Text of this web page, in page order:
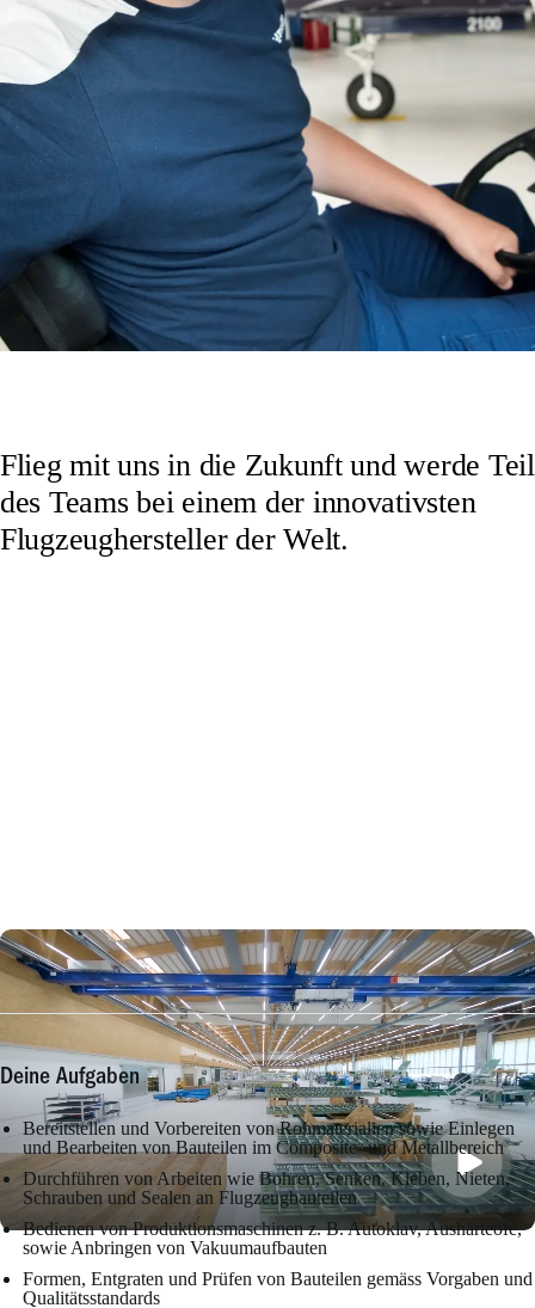
Flieg mit uns in die Zukunft und werde Teil
des Teams bei einem der innovativsten
Flugzeughersteller der Welt.
Deine Aufgaben
Bereitstellen und Vorbereiten von Rohmaterialien sowie Einlegen
und Bearbeiten von Bauteilen im Composite- und Metallbereich
Durchführen von Arbeiten wie Bohren, Senken, Kleben, Nieten,
Schrauben und Sealen an Flugzeugbauteilen
Bedienen von Produktionsmaschinen z. B. Autoklav, Aushärteofe,
sowie Anbringen von Vakuumaufbauten
Formen, Entgraten und Prüfen von Bauteilen gemäss Vorgaben und
Qualitätsstandards